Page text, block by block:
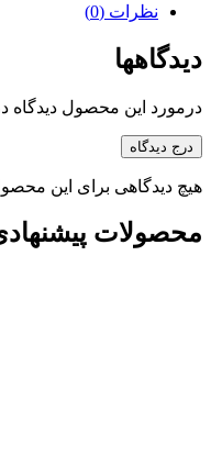
نظرات (0)
دیدگاهها
درمورد این محصول دیدگاه
درج دیدگاه
هیچ دیدگاهی برای این
محصولات